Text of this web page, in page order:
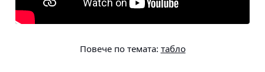
Повече по темата: табло